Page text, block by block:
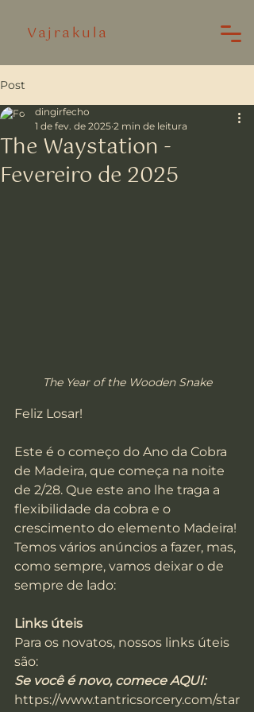
Vajrakula
Post
The Waystation -
Fevereiro de 2025
dingirfecho
1 de fev. de 2025 2 min de leitura
The Year of the Wooden Snake
Feliz Losar!
Este é o começo do Ano da Cobra
de Madeira, que começa na noite
de 2/28. Que este ano lhe traga a
flexibilidade da cobra e o
crescimento do elemento Madeira!
Temos vários anúncios a fazer, mas,
como sempre, vamos deixar o de
sempre de lado:
Links úteis
Para os novatos, nossos links úteis
são:
Se você é novo, comece AQUI:
https://www.tantricsorcery.com/star